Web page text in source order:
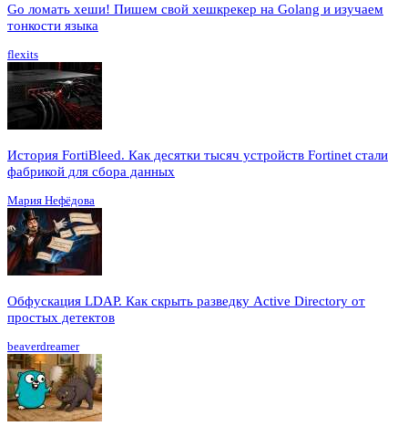
Go ломать хеши! Пишем свой хешкрекер на Golang и изучаем
тонкости языка
flexits
История FortiBleed. Как десятки тысяч устройств Fortinet стали
фабрикой для сбора данных
Мария Нефёдова
Обфускация LDAP. Как скрыть разведку Active Directory от
простых детектов
beaverdreamer